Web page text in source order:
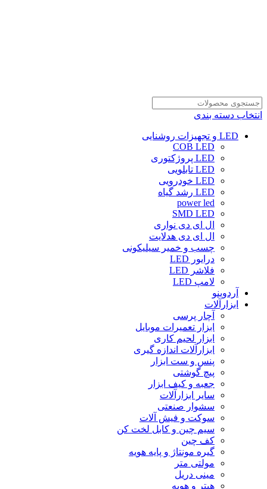
انتخاب دسته بندی
LED و تجهیزات روشنایی
COB LED
LED پروژکتوری
LED تابلویی
LED خودرویی
LED رشد گیاه
power led
SMD LED
ال ای دی نواری
ال ای دی هدلایت
چسب و خمیر سیلیکونی
درایور LED
فلاشر LED
لامپ LED
آردوینو
ابزارآلات
آچار پرسی
ابزار تعمیرات موبایل
ابزار لحیم کاری
ابزارآلات اندازه گیری
پنس و ست ابزار
پیچ گوشتی
جعبه و کیف ابزار
سایر ابزارآلات
سشوار صنعتی
سوکت و فیش آلات
سیم چین و کابل لخت کن
کف چین
گیره مونتاژ و پایه هویه
مولتی متر
مینی دریل
هیتر و هویه